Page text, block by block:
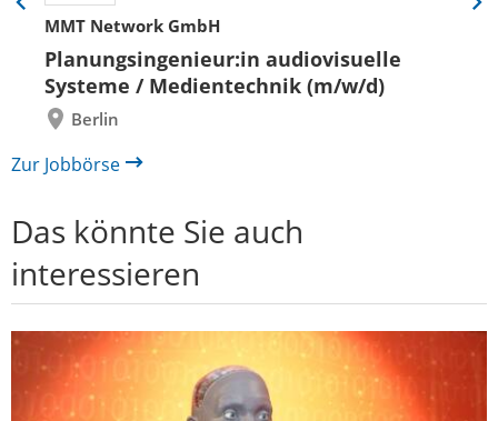
MMT Network GmbH
Planungsingenieur:in audiovisuelle
Systeme / Medientechnik (m/w/d)
Berlin
Eine
Folie
zurück
Eine
Zur Jobbörse
Das könnte Sie auch
interessieren